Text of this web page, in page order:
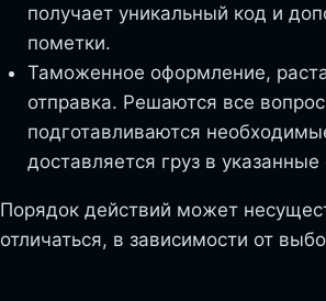
получает уникальный код и
пометки.
Таможенное оформление,
отправка. Решаются все
подготавливаются
доставляется груз в указанные
Порядок действий может
отличаться, в зависимости от